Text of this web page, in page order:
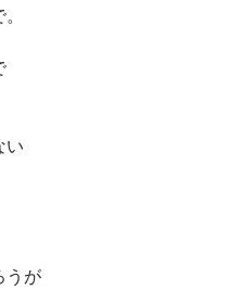
い
うが